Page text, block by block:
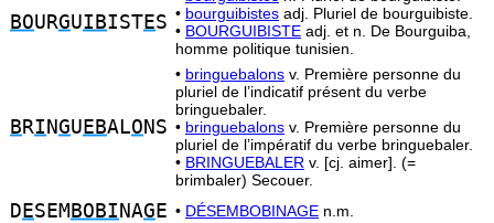
BOURGUIBISTES • bourguibistes adj. Pluriel de bourguibiste.
• BOURGUIBISTE adj. et n. De Bourguiba,
homme politique tunisien.
B RI NGU EBALO NS
• bringuebalons v. Première personne du
pluriel de l’indicatif présent du verbe
bringuebaler.
• bringuebalons v. Première personne du
pluriel de l’impératif du verbe bringuebaler.
• BRINGUEBALER v. [cj. aimer]. (=
brimbaler) Secouer.
D ESEM BOBI NAG E • DÉSEMBOBINAGE n.m.